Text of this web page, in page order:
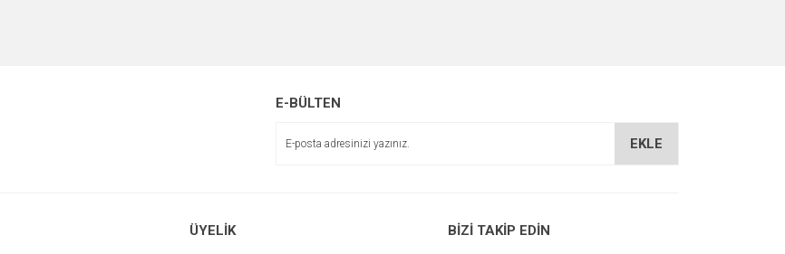
E-BÜLTEN
EKLE
ÜYELİK BİZİ TAKİP EDİN